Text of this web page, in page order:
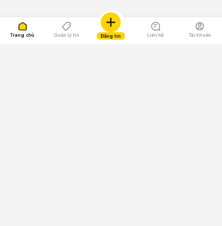
Trang chủ Quản lý tin Đăng tin Liên hệ Tài khoản